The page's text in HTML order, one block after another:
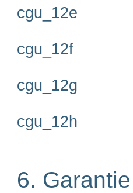
cgu_12e
cgu_12f
cgu_12g
cgu_12h
6. Garantie